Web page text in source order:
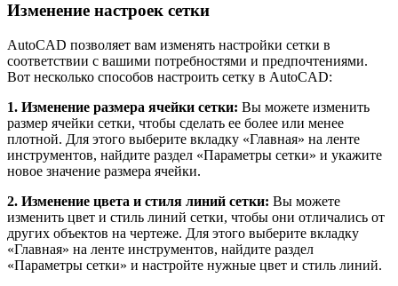
Изменение настроек сетки
AutoCAD позволяет вам изменять настройки сетки в
соответствии с вашими потребностями и предпочтениями.
Вот несколько способов настроить сетку в AutoCAD:
1. Изменение размера ячейки сетки: Вы можете изменить
размер ячейки сетки, чтобы сделать ее более или менее
плотной. Для этого выберите вкладку «Главная» на ленте
инструментов, найдите раздел «Параметры сетки» и укажите
новое значение размера ячейки.
2. Изменение цвета и стиля линий сетки: Вы можете
изменить цвет и стиль линий сетки, чтобы они отличались от
других объектов на чертеже. Для этого выберите вкладку
«Главная» на ленте инструментов, найдите раздел
«Параметры сетки» и настройте нужные цвет и стиль линий.